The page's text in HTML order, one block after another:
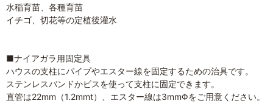
水稲育苗、各種育苗
イチゴ、切花等の定植後灌水
■ナイアガラ用固定具
ハウスの支柱にパイプやエスター線を固定するための治具です。
ステンレスバンドかビスを使って支柱に固定できます。
直管は22mm（1.2mmt）、エスター線は3mmΦをご用意ください。